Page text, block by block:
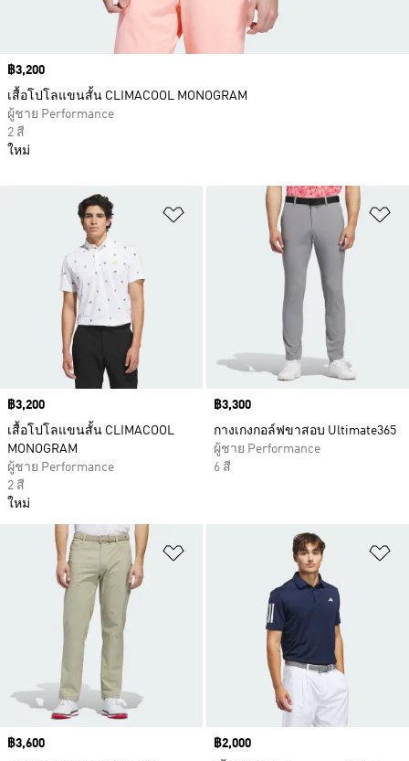
เพิ่มไปยังรายการสินค้าโปรด
Price
฿3,200
เสื้อโปโลแขนสั้น CLIMACOOL
MONOGRAM
ผู้ชาย Performance
2 สี
ใหม่
Price
฿3,300
กางเกงกอล์ฟขาสอบ Ultimate365
ผู้ชาย Performance
6 สี
เพิ่มไปยังรายการสินค้าโปรด
Price
฿3,600
Price
฿2,000
Price
฿3,200
เสื้อโปโลแขนสั้น CLIMACOOL MONOGRAM
ผู้ชาย Performance
2 สี
ใหม่